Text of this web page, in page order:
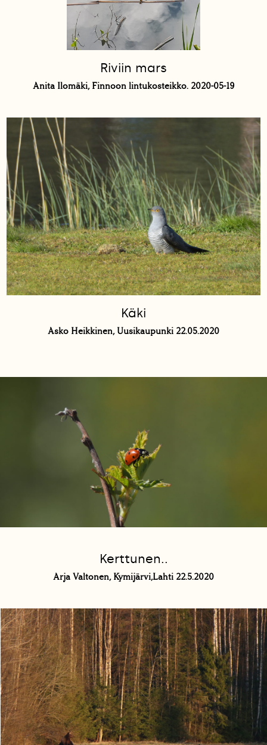
Riviin mars
Anita Ilomäki, Finnoon lintukosteikko. 2020-05-19
Käki
Asko Heikkinen, Uusikaupunki 22.05.2020
Kerttunen..
Arja Valtonen, Kymijärvi,Lahti 22.5.2020